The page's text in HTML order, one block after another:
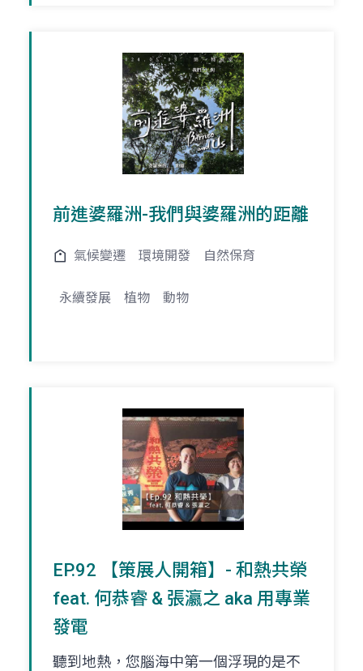
前進婆羅洲-我們與婆羅洲的距離
氣候變遷 環境開發 自然保育
永續發展 植物 動物
EP.92 【策展人開箱】- 和熱共榮
feat. 何恭睿 & 張瀛之 aka 用專業
發電
聽到地熱，您腦海中第一個浮現的是不